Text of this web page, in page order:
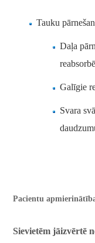
Tauku
Daļa
Galīgie
Svara
Pacientu
Sievietēm jāizvērtē